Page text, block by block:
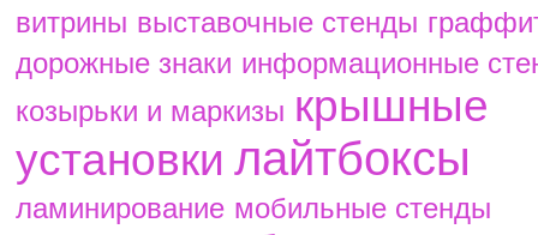
витрины выставочные стенды
дорожные знаки информационные
козырьки и маркизы крышные
установки лайтбоксы
ламинирование мобильные стенды